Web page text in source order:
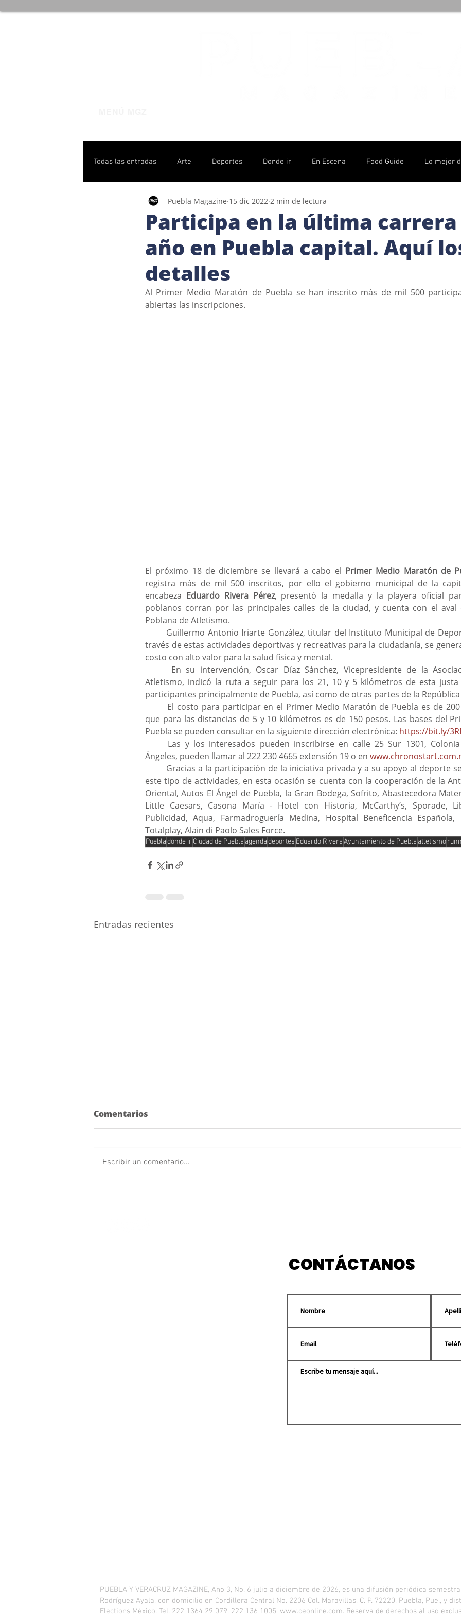
Todas las entradas Arte Deportes Donde ir En Escena Food Guide Lo mejor
Poblanas destacadas Pulso Político
Participa en la última
año en Puebla capital. Aquí
detalles
Puebla Magazine 15 dic 2022 2 min de lectura
Al Primer Medio Maratón de Puebla se han inscrito más de mil 500
abiertas las inscripciones.
El próximo 18 de diciembre se llevará a cabo el Primer Medio Maratón de
registra más de mil 500 inscritos, por ello el gobierno municipal de la
encabeza Eduardo Rivera Pérez, presentó la medalla y la playera oficial
poblanos corran por las principales calles de la ciudad, y cuenta con el aval
Poblana de Atletismo.
través de estas actividades deportivas y recreativas para la ciudadanía, se
costo con alto valor para la salud física y mental.
Atletismo, indicó la ruta a seguir para los 21, 10 y 5 kilómetros de esta justa
participantes principalmente de Puebla, así como de otras partes de la República
que para las distancias de 5 y 10 kilómetros es de 150 pesos. Las bases del
Puebla se pueden consultar en la siguiente dirección electrónica: https://bit.ly/
Ángeles, pueden llamar al 222 230 4665 extensión 19 o en
este tipo de actividades, en esta ocasión se cuenta con la cooperación de la
Oriental, Autos El Ángel de Puebla, la Gran Bodega, Sofrito, Abastecedora
Little Caesars, Casona María - Hotel con Historia, McCarthy’s, Sporade,
Publicidad, Aqua, Farmadroguería Medina, Hospital Beneficencia Española,
Totalplay, Alain di Paolo Sales Force.
Puebladónde ir Ciudad de Puebla agendadeportes Eduardo RiveraAyuntamiento de Puebla atletismo
Entradas recientes
Comentarios
Escribir un comentario...
CONTÁCTANOS
PUEBLA Y VERACRUZ MAGAZINE, Año 3, No. 6 julio a diciembre de 2026, es una difusión periódica
Rodríguez Ayala, con domicilio en Cordillera Central No. 2206 Col. Maravillas, C. P. 72220, Puebla, Pue., y
Elections México. Tel. 222 1364 29 079, 222 136 1005, www.ceonline.com. Reserva de derechos al uso